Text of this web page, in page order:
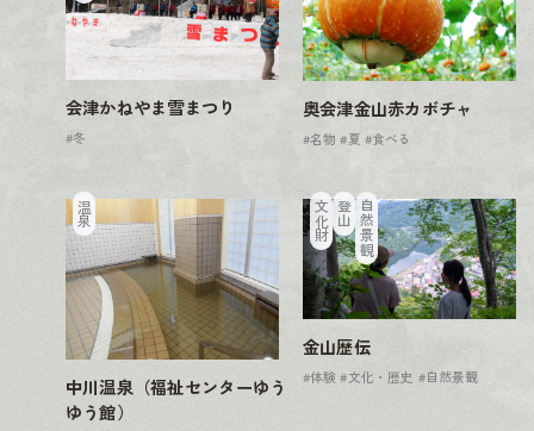
会津かねやま雪まつり
#冬
奥会津金山赤カボチャ
#名物 #夏 #食べる
中川温泉（福祉センターゆう
ゆう館）
温泉
金山歴伝
文化財 登山 自然景観
#体験 #文化・歴史 #自然景観